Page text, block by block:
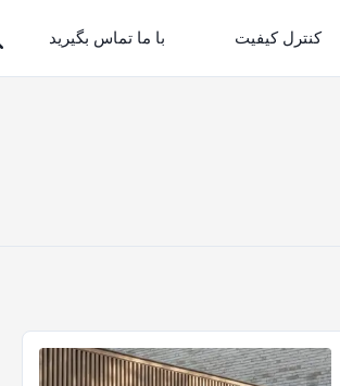
کنترل کیفیت با ما تماس بگیرید